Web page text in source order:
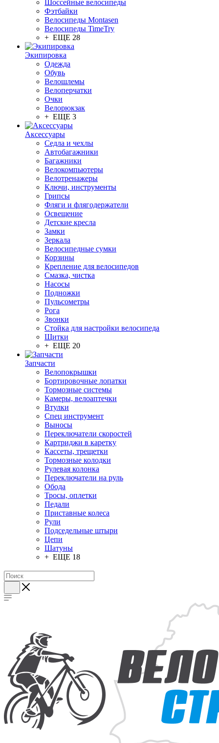
Шоссейные велосипеды
Фэтбайки
Велосипеды Montasen
Велосипеды TimeTry
+ ЕЩЕ 28
Экипировка
Одежда
Обувь
Велошлемы
Велоперчатки
Очки
Велорюкзак
+ ЕЩЕ 3
Аксессуары
Седла и чехлы
Автобагажники
Багажники
Велокомпьютеры
Велотренажеры
Ключи, инструменты
Грипсы
Фляги и флягодержатели
Освещение
Детские кресла
Замки
Зеркала
Велосипедные сумки
Корзины
Крепление для велосипедов
Смазка, чистка
Насосы
Подножки
Пульсометры
Рога
Звонки
Стойка для настройки велосипеда
Щитки
+ ЕЩЕ 20
Запчасти
Велопокрышки
Бортировочные лопатки
Тормозные системы
Камеры, велоаптечки
Втулки
Спец инструмент
Выносы
Переключатели скоростей
Картриджи в каретку
Кассеты, трещетки
Тормозные колодки
Рулевая колонка
Переключатели на руль
Обода
Тросы, оплетки
Педали
Приставные колеса
Рули
Подседельные штыри
Цепи
Шатуны
+ ЕЩЕ 18